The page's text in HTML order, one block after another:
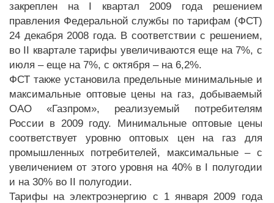
закреплен на I квартал 2009 года решением
правления Федеральной службы по тарифам (ФСТ)
24 декабря 2008 года. В соответствии с решением,
во II квартале тарифы увеличиваются еще на 7%, с
июля – еще на 7%, с октября – на 6,2%.
ФСТ также установила предельные минимальные и
максимальные оптовые цены на газ, добываемый
ОАО «Газпром», реализуемый потребителям
России в 2009 году. Минимальные оптовые цены
соответствует уровню оптовых цен на газ для
промышленных потребителей, максимальные – с
увеличением от этого уровня на 40% в I полугодии
и на 30% во II полугодии.
Тарифы на электроэнергию с 1 января 2009 года